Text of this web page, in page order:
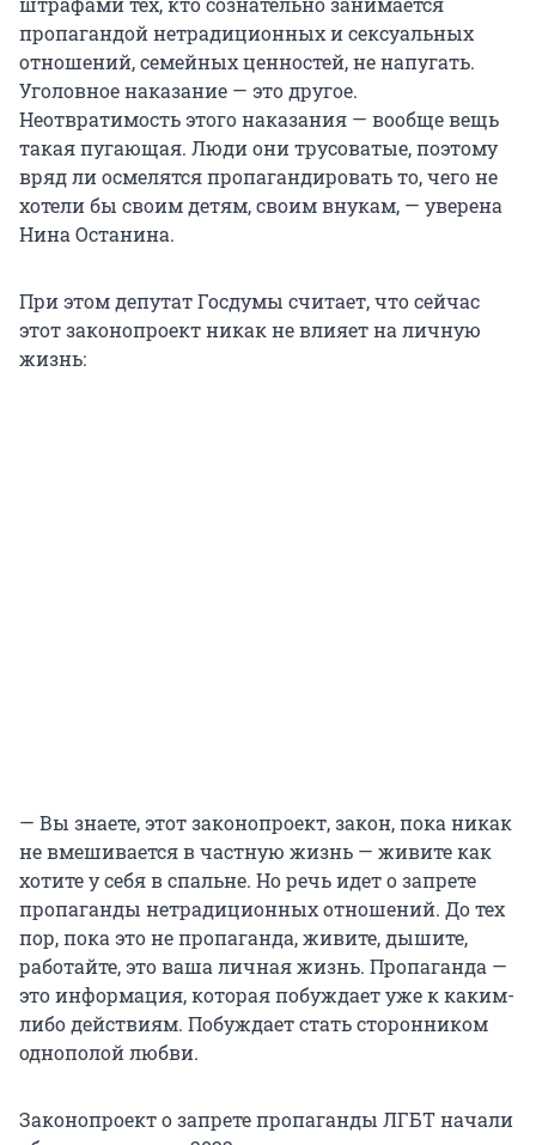
пропагандой нетрадиционных и сексуальных
отношений, семейных ценностей, не напугать.
Уголовное наказание — это другое.
Неотвратимость этого наказания — вообще вещь
такая пугающая. Люди они трусоватые, поэтому
вряд ли осмелятся пропагандировать то, чего не
хотели бы своим детям, своим внукам, — уверена
Нина Останина.
При этом депутат Госдумы считает, что сейчас
этот законопроект никак не влияет на личную
жизнь:
— Вы знаете, этот законопроект, закон, пока никак
не вмешивается в частную жизнь — живите как
хотите у себя в спальне. Но речь идет о запрете
пропаганды нетрадиционных отношений. До тех
пор, пока это не пропаганда, живите, дышите,
работайте, это ваша личная жизнь. Пропаганда —
это информация, которая побуждает уже к каким-
либо действиям. Побуждает стать сторонником
однополой любви.
Законопроект о запрете пропаганды ЛГБТ начали